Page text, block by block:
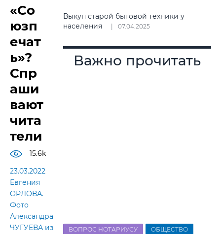
«Со
юзп
ечат
ь»?
Спр
аши
вают
чита
тели
15.6k
23.03.2022
Евгения
ОРЛОВА.
Фото
Александра
ЧУГУЕВА из
Выкуп старой бытовой техники у
населения
07.04.2025
Важно прочитать
ВОПРОС НОТАРИУСУ ОБЩЕСТВО